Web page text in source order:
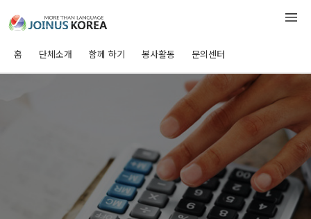
홈 단체소개 함께 하기 봉사활동 문의센터